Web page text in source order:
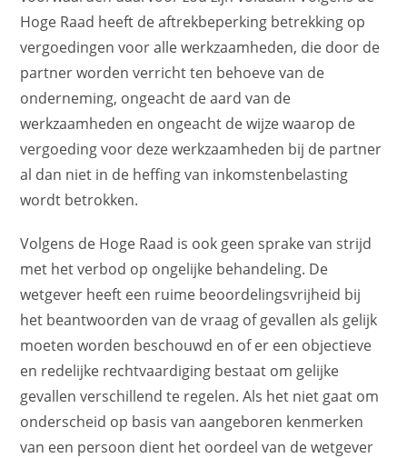
Hoge Raad heeft de aftrekbeperking betrekking op
vergoedingen voor alle werkzaamheden, die door de
partner worden verricht ten behoeve van de
onderneming, ongeacht de aard van de
werkzaamheden en ongeacht de wijze waarop de
vergoeding voor deze werkzaamheden bij de partner
al dan niet in de heffing van inkomstenbelasting
wordt betrokken.
Volgens de Hoge Raad is ook geen sprake van strijd
met het verbod op ongelijke behandeling. De
wetgever heeft een ruime beoordelingsvrijheid bij
het beantwoorden van de vraag of gevallen als gelijk
moeten worden beschouwd en of er een objectieve
en redelijke rechtvaardiging bestaat om gelijke
gevallen verschillend te regelen. Als het niet gaat om
onderscheid op basis van aangeboren kenmerken
van een persoon dient het oordeel van de wetgever